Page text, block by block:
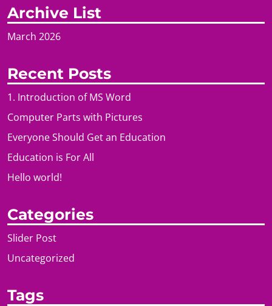
Archive List
March 2026
Recent Posts
1. Introduction of MS Word
Computer Parts with Pictures
Everyone Should Get an Education
Education is For All
Hello world!
Categories
Slider Post
Uncategorized
Tags